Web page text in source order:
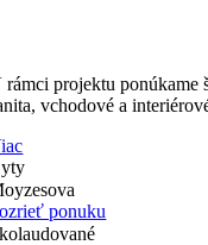
rámci projektu ponúkame
vchodové a
ponuku